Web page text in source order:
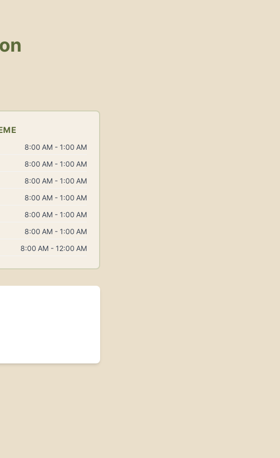
8:00 AM - 1:00 AM
8:00 AM - 1:00 AM
8:00 AM - 1:00 AM
8:00 AM - 1:00 AM
8:00 AM - 1:00 AM
8:00 AM - 1:00 AM
8:00 AM - 12:00 AM